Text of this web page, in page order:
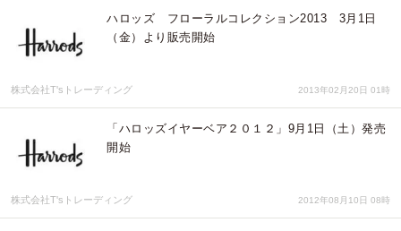
ハロッズ フローラルコレクション2013 3月1日
（金）より販売開始
株式会社T'sトレーディング 2013年02月20日 01時
「ハロッズイヤーベア２０１２」9月1日（土）発売
開始
株式会社T'sトレーディング 2012年08月10日 08時